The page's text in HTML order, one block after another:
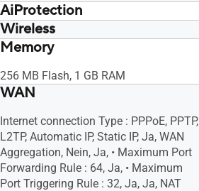
AiProtection
Ja, Ja, Ja, Ja
Wireless
Ja, Ja, • Maximum MAC Filters : 64, Ja,
Memory
256 MB Flash, 1 GB RAM
WAN
Internet connection Type : PPPoE, PPTP,
L2TP, Automatic IP, Static IP, Ja, WAN
Aggregation, Nein, Ja, • Maximum Port
Forwarding Rule : 64, Ja, • Maximum
Port Triggering Rule : 32, Ja, Ja, NAT